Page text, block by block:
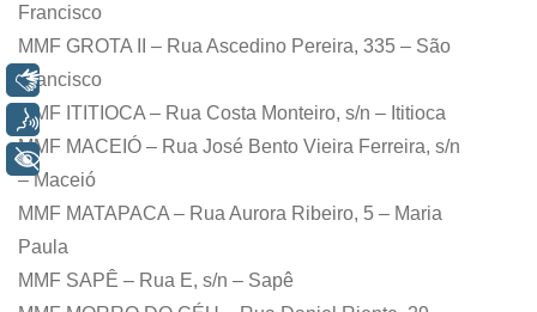
Francisco
MMF GROTA II – Rua Ascedino Pereira, 335 – São
Francisco
MMF ITITIOCA – Rua Costa Monteiro, s/n – Ititioca
MMF MACEIÓ – Rua José Bento Vieira Ferreira, s/n
– Maceió
MMF MATAPACA – Rua Aurora Ribeiro, 5 – Maria
Paula
MMF SAPÊ – Rua E, s/n – Sapê
Libras
Voz
+ Acessibilidade